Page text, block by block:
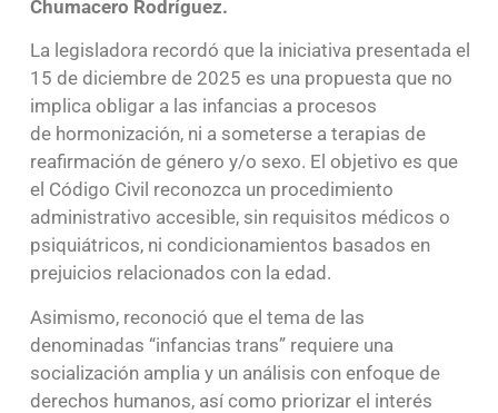
Chumacero Rodríguez.
La legisladora recordó que la iniciativa presentada el
15 de diciembre de 2025 es una propuesta que no
implica obligar a las infancias a procesos
de hormonización, ni a someterse a terapias de
reafirmación de género y/o sexo. El objetivo es que
el Código Civil reconozca un procedimiento
administrativo accesible, sin requisitos médicos o
psiquiátricos, ni condicionamientos basados en
prejuicios relacionados con la edad.
Asimismo, reconoció que el tema de las
denominadas “infancias trans” requiere una
socialización amplia y un análisis con enfoque de
derechos humanos, así como priorizar el interés